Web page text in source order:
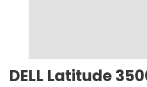
DELL Latitude